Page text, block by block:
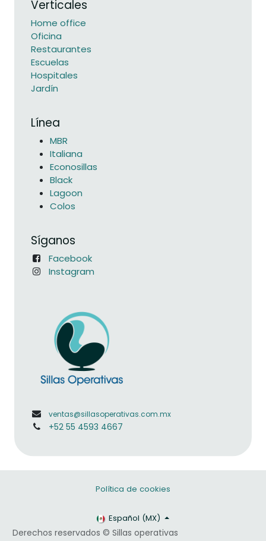
Verticales
Home office
Oficina
Restaurantes
Escuelas
Hospitales
Jardín
Línea
MBR
Italiana
Econosillas
Black
Lagoon
Colos
Síganos
Facebook
Instagram
ventas@sillasoperativas.com.mx
+52 55 4593 4667
Política de cookies
Derechos reservados © Sillas operativas
Español (MX)